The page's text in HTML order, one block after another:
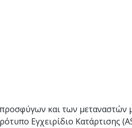
και των μεταναστών
Εγχειρίδιο Κατάρτισης